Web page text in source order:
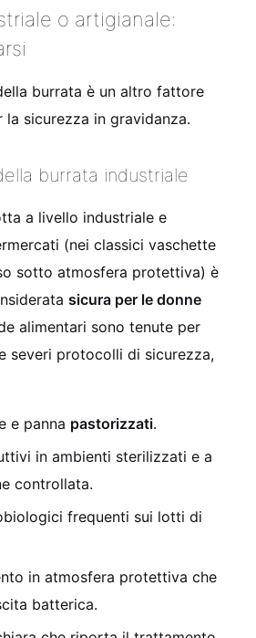
o artigianale:
burrata è un altro fattore
la sicurezza in gravidanza.
burrata industriale
a livello industriale e
(nei classici vaschette
sotto atmosfera protettiva) è
sicura per le donne
alimentari sono tenute per
severi protocolli di sicurezza,
e panna pastorizzati.
in ambienti sterilizzati e a
controllata.
frequenti sui lotti di
in atmosfera protettiva che
batterica.